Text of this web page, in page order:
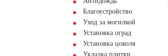
Благоустройство
Уход за могилкой
Установка оград
Установка цоколя
Укладка плитки